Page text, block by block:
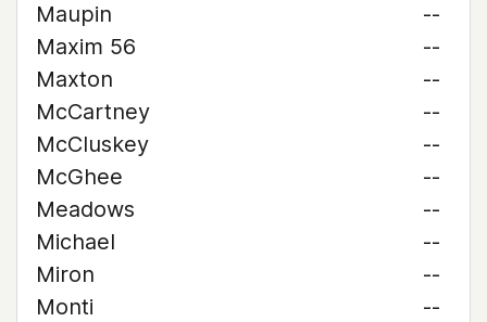
Maupin
--
Maxim 56
--
Maxton
--
McCartney
--
McCluskey
--
McGhee
--
Meadows
--
Michael
--
Miron
--
Monti
--